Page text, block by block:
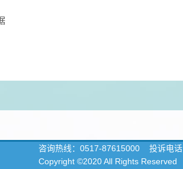
咨询热线： 0517-87615000投诉电话
Copyright ©2020 All Rights Reserved